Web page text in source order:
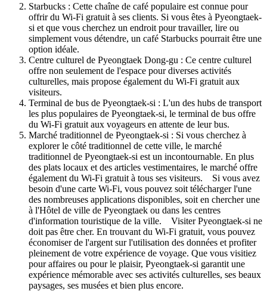
Starbucks : Cette chaîne de café populaire est connue pour
offrir du Wi-Fi gratuit à ses clients. Si vous êtes à Pyeongtaek-
si et que vous cherchez un endroit pour travailler, lire ou
simplement vous détendre, un café Starbucks pourrait être une
option idéale.
Centre culturel de Pyeongtaek Dong-gu : Ce centre culturel
offre non seulement de l'espace pour diverses activités
culturelles, mais propose également du Wi-Fi gratuit aux
visiteurs.
Terminal de bus de Pyeongtaek-si : L'un des hubs de transport
les plus populaires de Pyeongtaek-si, le terminal de bus offre
du Wi-Fi gratuit aux voyageurs en attente de leur bus.
Marché traditionnel de Pyeongtaek-si : Si vous cherchez à
explorer le côté traditionnel de cette ville, le marché
traditionnel de Pyeongtaek-si est un incontournable. En plus
des plats locaux et des articles vestimentaires, le marché offre
également du Wi-Fi gratuit à tous ses visiteurs. Si vous avez
besoin d'une carte Wi-Fi, vous pouvez soit télécharger l'une
des nombreuses applications disponibles, soit en chercher une
à l'Hôtel de ville de Pyeongtaek ou dans les centres
d'information touristique de la ville. Visiter Pyeongtaek-si ne
doit pas être cher. En trouvant du Wi-Fi gratuit, vous pouvez
économiser de l'argent sur l'utilisation des données et profiter
pleinement de votre expérience de voyage. Que vous visitiez
pour affaires ou pour le plaisir, Pyeongtaek-si garantit une
expérience mémorable avec ses activités culturelles, ses beaux
paysages, ses musées et bien plus encore.